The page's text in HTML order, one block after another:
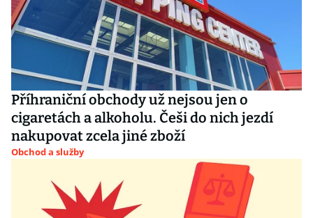
Příhraniční obchody už nejsou jen o
cigaretách a alkoholu. Češi do nich jezdí
nakupovat zcela jiné zboží
Obchod a služby